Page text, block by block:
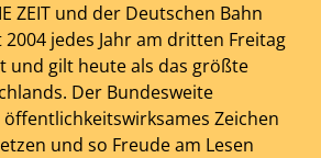
ZEIT und der Deutschen Bahn
jedes Jahr am dritten Freitag
und gilt heute als das größte
Der Bundesweite
Zeichen
und so Freude am Lesen